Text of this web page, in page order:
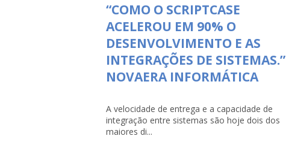
“COMO O SCRIPTCASE
ACELEROU EM 90% O
DESENVOLVIMENTO E AS
INTEGRAÇÕES DE SISTEMAS.”
NOVAERA INFORMÁTICA
A velocidade de entrega e a capacidade de
integração entre sistemas são hoje dois dos
maiores di...